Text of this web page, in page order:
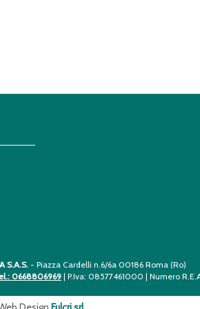
S.A.S.- Piazza Cardelli n.6/6a 00186 Roma (Ro)
0668806969 | P.Iva: 08577461000 | Numero